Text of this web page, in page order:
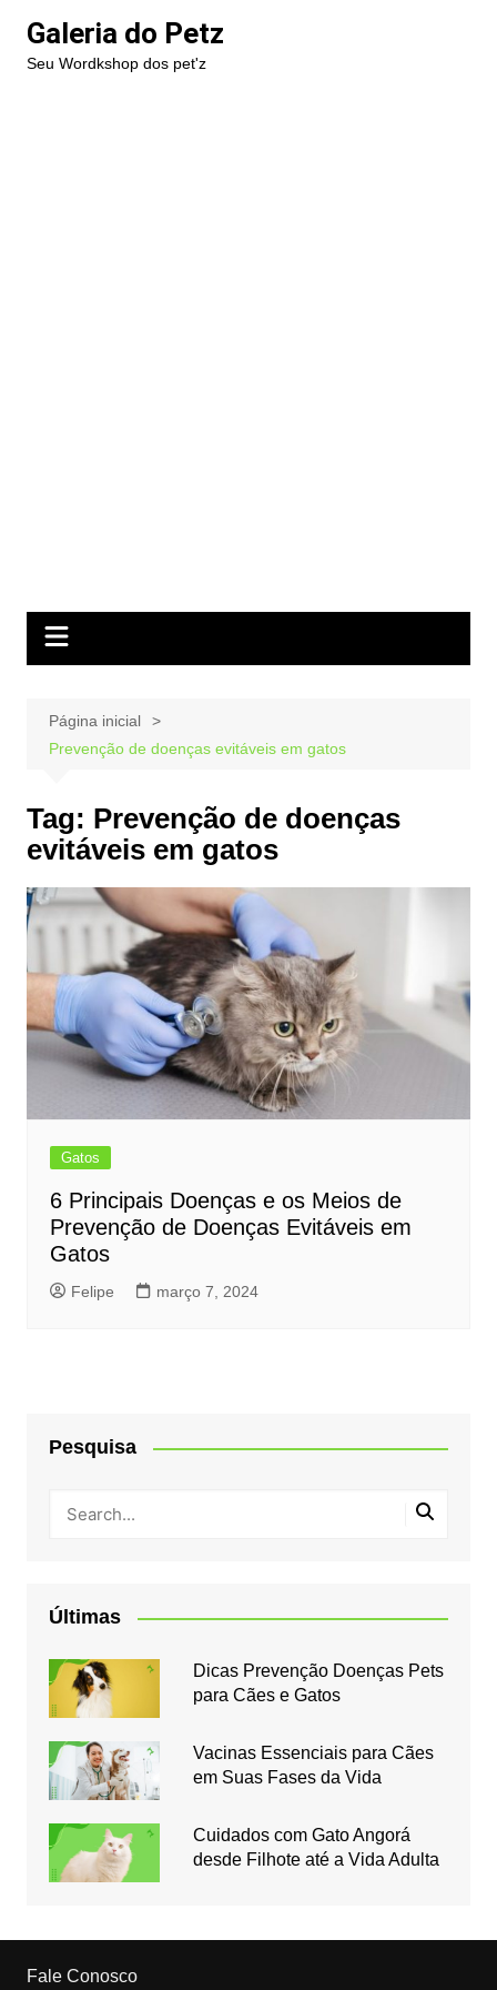
paraGaleria do Petz
Seu Wordkshop dos pet'z
Página inicial
Prevenção de doenças evitáveis em gatos
Tag: Prevenção de doenças
evitáveis em gatos
Gatos
6 Principais Doenças e os Meios de
Prevenção de Doenças Evitáveis em
Gatos
Felipe março 7, 2024
Pesquisa
Últimas
Dicas Prevenção Doenças Pets
para Cães e Gatos
Vacinas Essenciais para Cães
em Suas Fases da Vida
Cuidados com Gato Angorá
desde Filhote até a Vida Adulta
Fale Conosco